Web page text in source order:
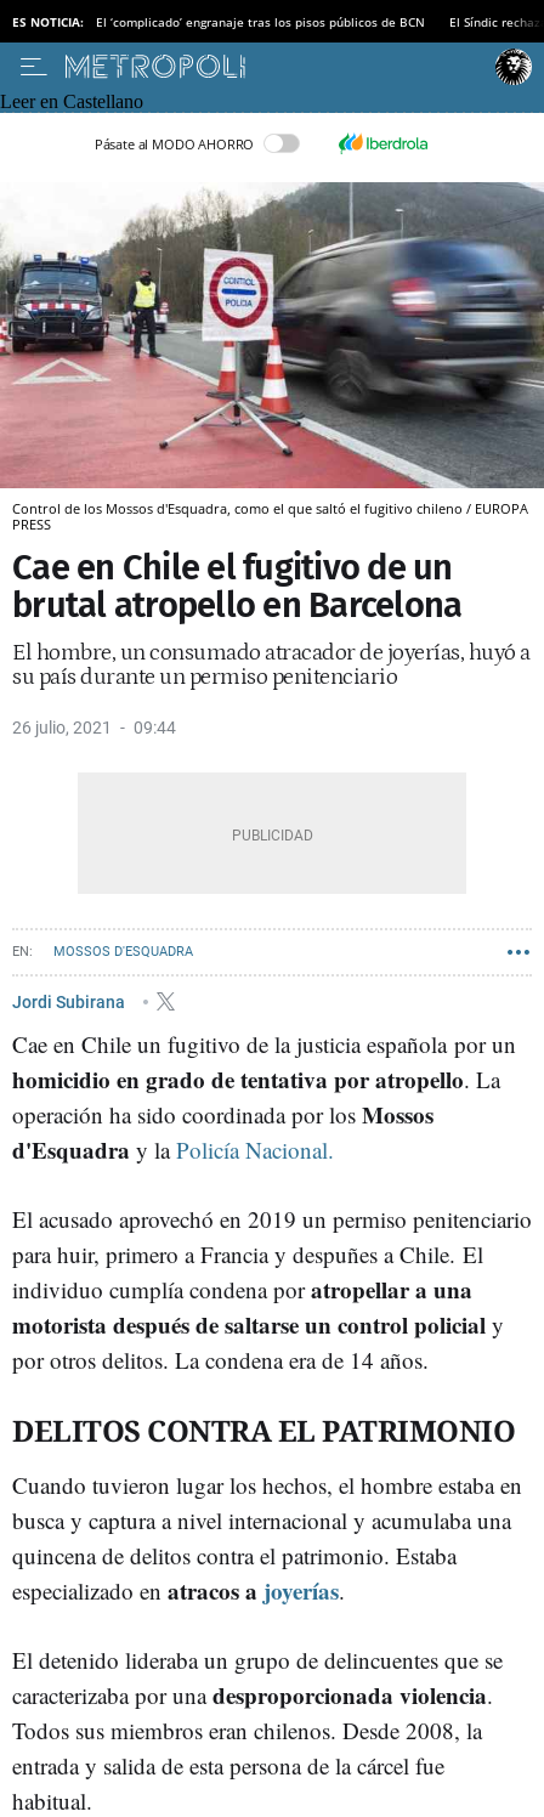
ES NOTICIA: El ‘complicado’ engranaje tras los pisos públicos de BCN El Síndic
Leer en Castellano
Pásate al MODO AHORRO
Control de los Mossos d'Esquadra, como el que saltó el fugitivo chileno / EUROPA
PRESS
Cae en Chile el fugitivo de un
brutal atropello en Barcelona
El hombre, un consumado atracador de joyerías, huyó a
su país durante un permiso penitenciario
26 julio, 2021 09:44
MOSSOS D'ESQUADRA
Jordi Subirana
Cae en Chile un fugitivo de la justicia española por un
homicidio en grado de tentativa por atropello. La
operación ha sido coordinada por los Mossos
d'Esquadra y laPolicía Nacional.
El acusado aprovechó en 2019 un permiso penitenciario
para huir, primero a Francia y despuñes a Chile. El
individuo cumplía condena poratropellar a una
motorista después de saltarse un control policial y
por otros delitos. La condena era de 14 años.
DELITOS CONTRA EL PATRIMONIO
Cuando tuvieron lugar los hechos, el hombre estaba en
busca y captura a nivel internacional y acumulaba una
quincena de delitos contra el patrimonio. Estaba
especializado en atracos a joyerías.
El detenido lideraba un grupo de delincuentes que se
caracterizaba por unadesproporcionada violencia.
Todos sus miembros eran chilenos. Desde 2008, la
entrada y salida de esta persona de la cárcel fue
habitual.